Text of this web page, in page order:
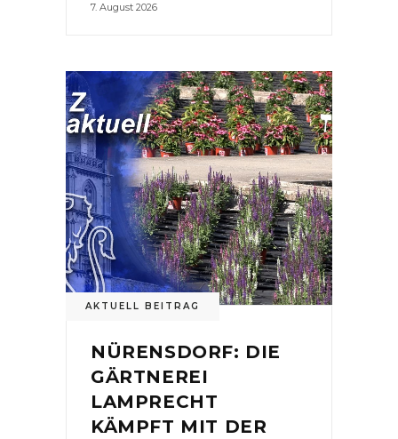
7. August 2026
AKTUELL BEITRAG
NÜRENSDORF: DIE
GÄRTNEREI
LAMPRECHT
KÄMPFT MIT DER